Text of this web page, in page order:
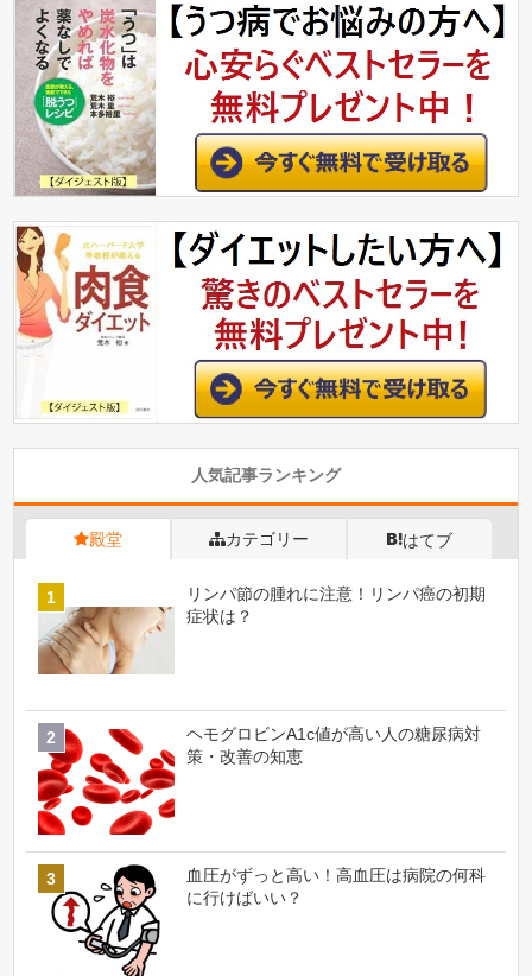
人気記事ランキング
殿堂 カテゴリー はてブ
リンパ節の腫れに注意！リンパ癌の初期
症状は？
ヘモグロビンA1c値が高い人の糖尿病対
策・改善の知恵
血圧がずっと高い！高血圧は病院の何科
に行けばいい？